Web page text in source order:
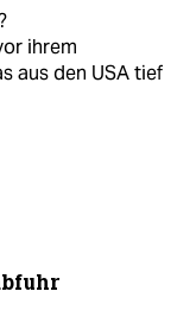
ihrem
aus den USA tief